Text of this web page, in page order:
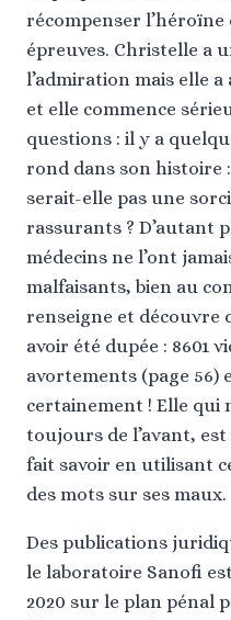
récompenser l’héroïne
épreuves. Christelle a
l’admiration mais elle
et elle commence
questions : il y a
rond dans son histoire :
serait-elle pas une
rassurants ? D’autant
médecins ne l’ont
malfaisants, bien au
renseigne et découvre
avoir été dupée : 8601
avortements (page 56)
certainement ! Elle qui
toujours de l’avant,
fait savoir en utilisant
des mots sur ses maux.
Des publications
le laboratoire Sanofi
2020 sur le plan pénal